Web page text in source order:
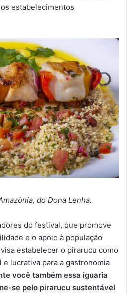
estabelecimentos
do Dona Lenha.
do festival, que promove
e o apoio à população
estabelecer o pirarucu como
lucrativa para a gastronomia
você também essa iguaria
se pelo pirarucu sustentável